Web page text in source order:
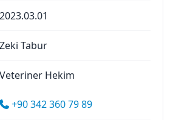
2023.03.01
Zeki Tabur
Veteriner Hekim
+90 342 360 79 89